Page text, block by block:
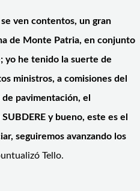
ven contentos, un gran
de Monte Patria, en conjunto
yo he tenido la suerte de
ministros, a comisiones del
pavimentación, el
y bueno, este es el
seguiremos avanzando los
Tello.